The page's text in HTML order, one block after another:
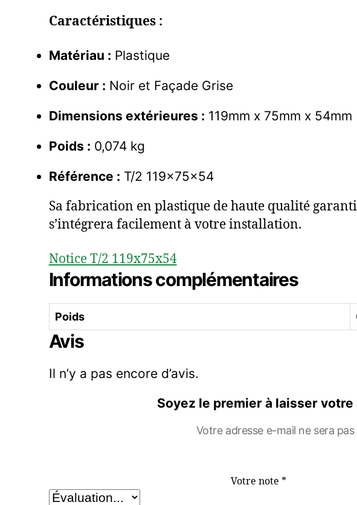
Caractéristiques :
Matériau : Plastique
Couleur : Noir et Façade Grise
Dimensions extérieures : 119mm x 75mm x 54mm
Poids : 0,074 kg
Référence : T/2 119x75x54
Sa fabrication en plastique de haute qualité
s’intégrera facilement à votre installation.
Notice T/2 119x75x54
Informations complémentaires
Poids
Avis
Il n’y a pas encore d’avis.
Soyez le premier à laisser
Votre adresse e-mail ne sera pas
Votre note *